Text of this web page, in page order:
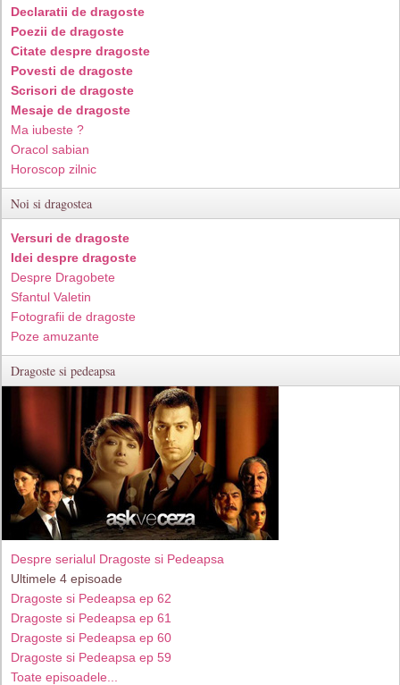
Declaratii de dragoste
Poezii de dragoste
Citate despre dragoste
Povesti de dragoste
Scrisori de dragoste
Mesaje de dragoste
Ma iubeste ?
Oracol sabian
Horoscop zilnic
Noi si dragostea
Versuri de dragoste
Idei despre dragoste
Despre Dragobete
Sfantul Valetin
Fotografii de dragoste
Poze amuzante
Dragoste si pedeapsa
Despre serialul Dragoste si Pedeapsa
Ultimele 4 episoade
Dragoste si Pedeapsa ep 62
Dragoste si Pedeapsa ep 61
Dragoste si Pedeapsa ep 60
Dragoste si Pedeapsa ep 59
Toate episoadele...